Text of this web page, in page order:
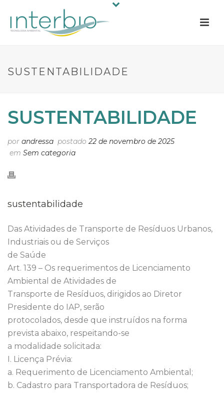
SUSTENTABILIDADE
SUSTENTABILIDADE
por andressa postado 22 de novembro de 2025
em Sem categoria
sustentabilidade
Das Atividades de Transporte de Resíduos Urbanos,
Industriais ou de Serviços
de Saúde
Art. 139 – Os requerimentos de Licenciamento
Ambiental de Atividades de
Transporte de Resíduos, dirigidos ao Diretor
Presidente do IAP, serão
protocolados, desde que instruídos na forma
prevista abaixo, respeitando-se
a modalidade solicitada:
I. Licença Prévia:
a. Requerimento de Licenciamento Ambiental;
b. Cadastro para Transportadora de Resíduos;